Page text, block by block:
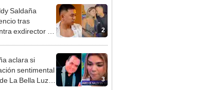
2
Saldaña
tras
exdirector de
3
aclara si
sentimental
La Bella Luz